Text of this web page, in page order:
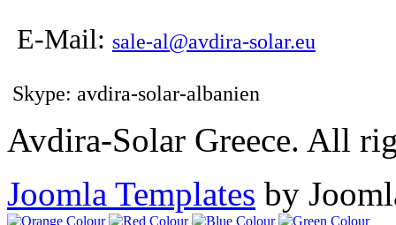
E-Mail: sale-al@avdira-solar.eu
Skype: avdira-solar-albanien
Avdira-Solar Greece. All
Joomla Templates by